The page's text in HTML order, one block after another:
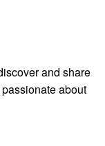
and share
about